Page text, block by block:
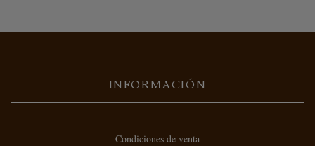
INFORMACIÓN
Condiciones de venta